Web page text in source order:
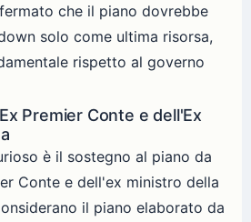
che il piano dovrebbe
solo come ultima risorsa,
rispetto al governo
Premier Conte e dell'Ex
è il sostegno al piano da
Conte e dell'ex ministro della
il piano elaborato da